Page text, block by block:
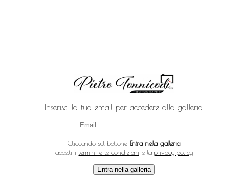
Inserisci la tua email per accedere alla galleria
Cliccando sul bottone Entra nella galleria
accetti i termini e le condizioni e la privacy policy
Entra nella galleria